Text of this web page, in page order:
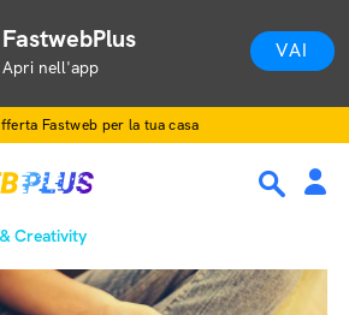
FastwebPlus
Apri nell'app
VAI
Fastweb per la tua casa
Creativity